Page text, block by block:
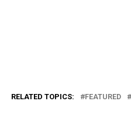
RELATED TOPICS: FEATURED